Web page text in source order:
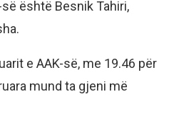
është Besnik Tahiri,
e AAK-së, me 19.46 për
mund ta gjeni më